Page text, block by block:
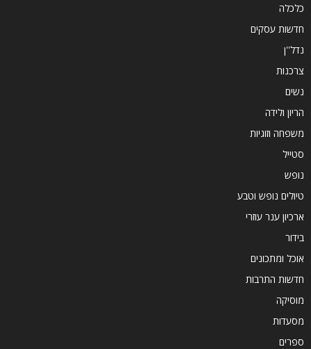
כלכלה
חדשות עסקים
נדל''ן
צרכנות
נשים
הריון ולידה
משפחה וזוגיות
סטייל
נופש
טיולים נופש וטבע
ארכיון ענר עוזרי
בידור
אוכל ומתכונים
חדשות התרבות
מוסיקה
מסעדות
ספרים